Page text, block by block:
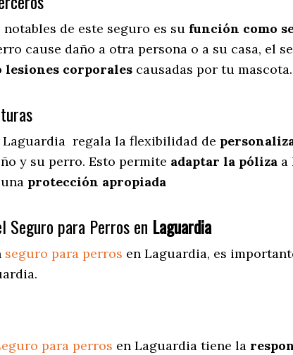
de este seguro es su función como
cause daño a otra persona o a su casa, el
lesiones corporales causadas por tu mascota.
Laguardia regala la flexibilidad de
y su perro. Esto permite adaptar la póliza a
protección apropiada
Seguro para Perros en Laguardia
seguro para perros en Laguardia, es
para perros en Laguardia tiene la